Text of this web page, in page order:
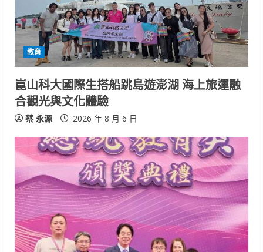
教育
崑山科大國際生搭船跳島遊澎湖 海上旅運融
合觀光與文化體驗
蔡 永源 2026 年 8 月 6 日